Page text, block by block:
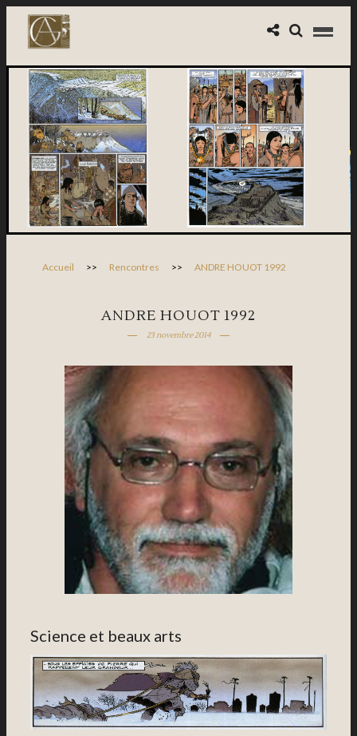
Accueil >> Rencontres >> ANDRE HOUOT 1992
ANDRE HOUOT 1992
23 novembre 2014
Science et beaux arts